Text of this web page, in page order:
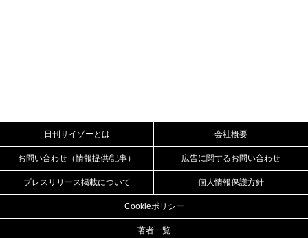
日刊サイゾーとは 会社概要
お問い合わせ（情報提供/記事） 広告に関するお問い合わせ
プレスリリース掲載について 個人情報保護方針
Cookieポリシー
著者一覧